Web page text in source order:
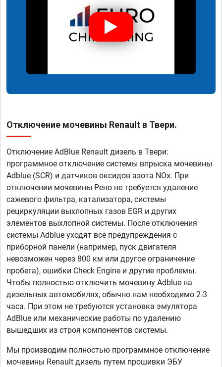
Отключение мочевины Renault в Твери.
Отключение AdBlue Renault дизель в Твери:
программное отключение системы впрыска мочевины
Adblue (SCR) и датчиков оксидов азота NOx. При
отключении мочевины Рено не требуется удаление
сажевого фильтра, катализатора, системы
рециркуляции выхлопных газов EGR и других
элементов выхлопной системы. После отключения
системы Adblue уходят все предупреждения с
приборной панели (например, пуск двигателя
невозможен через 800 км или другое ограничение
пробега), ошибки Check Engine и другие проблемы.
Чтобы полностью отключить мочевину Adblue на
дизельных автомобилях, обычно нам необходимо 2-3
часа. При этом не требуются установка эмулятора
AdBlue или механические работы по удалению
вышедших из строя компонентов системы.
Мы производим полностью программное отключение
мочевины Renault дизель путем прошивки ЭБУ